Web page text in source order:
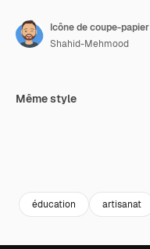
Icône de coupe-papier
Shahid-Mehmood
Même style
éducation artisanat